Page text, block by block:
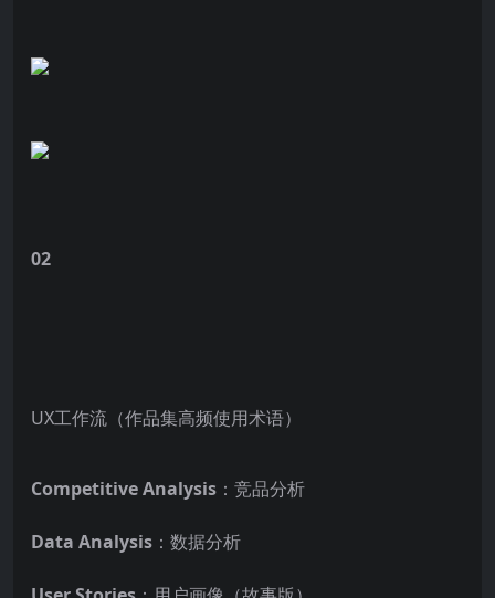
02
UX工作流（作品集高频使用术语）
Competitive Analysis ：竞品分析
Data Analysis ：数据分析